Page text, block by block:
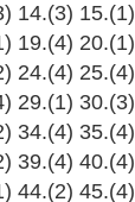
14.(3) 15.(1)
19.(4) 20.(1)
24.(4) 25.(4)
29.(1) 30.(3)
34.(4) 35.(4)
39.(4) 40.(4)
44.(2) 45.(4)